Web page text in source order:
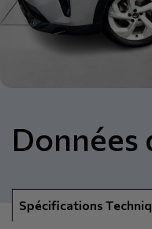
Données
Spécifications